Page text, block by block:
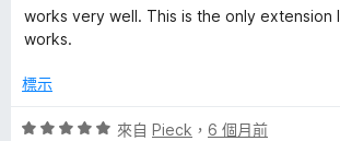
，
滿
5
價
5
，
分
works very well. This is the only extension
works.
標示
評
來自 Pieck ， 6 個月前